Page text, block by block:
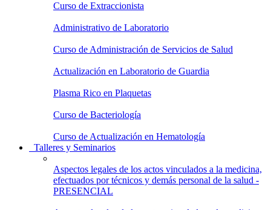
Curso de Extraccionista
Administrativo de Laboratorio
Curso de Administración de Servicios de Salud
Actualización en Laboratorio de Guardia
Plasma Rico en Plaquetas
Curso de Bacteriología
Curso de Actualización en Hematología
Talleres y Seminarios
Aspectos legales de los actos vinculados a la medicina,
efectuados por técnicos y demás personal de la salud -
PRESENCIAL